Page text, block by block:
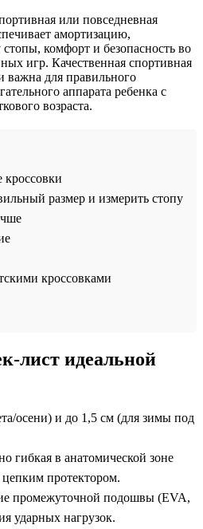
или повседневная
амортизацию,
комфорт и безопасность во
игр. Качественная спортивная
важна для правильного
аппарата ребенка с
возраста.
кроссовки
размер и измерить стопу
кроссовками
лист идеальной
осени) и до 1,5 см (для зимы под
гибкая в анатомической зоне
цепким протектором.
промежуточной подошвы (EVA,
ударных нагрузок.